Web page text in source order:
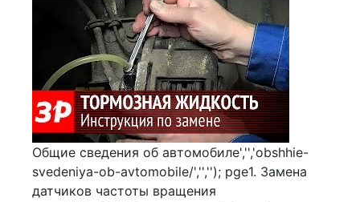
Общие сведения об автомобиле','','obshhie-
svedeniya-ob-avtomobile/','',''); pge1. Замена
датчиков частоты вращения